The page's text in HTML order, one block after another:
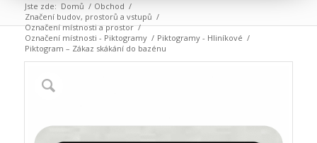
Jste zde: Domů / Obchod /
Značení budov, prostorů a vstupů /
Označení místnosti a prostor /
Označení místnosti - Piktogramy / Piktogramy - Hliníkové /
Piktogram – Zákaz skákání do bazénu